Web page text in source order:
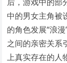
中的男女主角被
的角色发展“浪
之间的亲密关系
上真实存在的人